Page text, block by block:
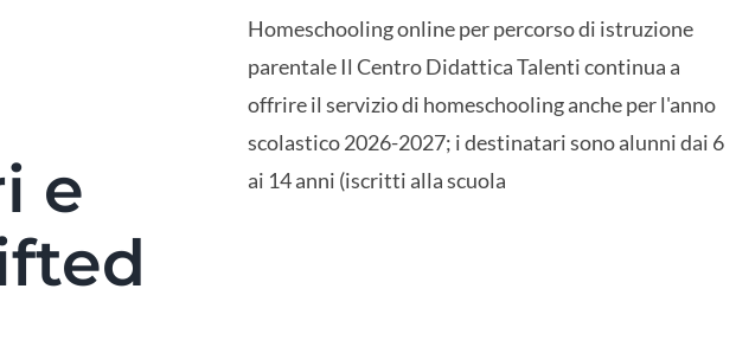
e
online
Homeschooling online per percorso di istruzione
parentale Il Centro Didattica Talenti continua a
offrire il servizio di homeschooling anche per l'anno
scolastico 2026-2027; i destinatari sono alunni dai 6
ai 14 anni (iscritti alla scuola